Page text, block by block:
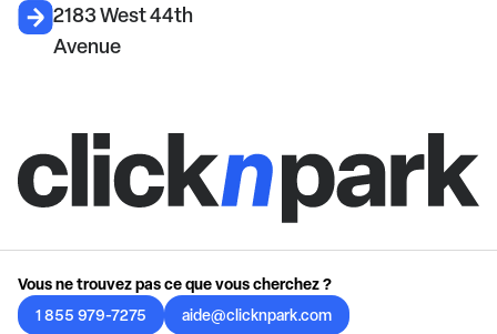
2183 West 44th
Avenue
Vous ne trouvez pas ce que vous cherchez ?
1 855 979-7275
aide@clicknpark.com